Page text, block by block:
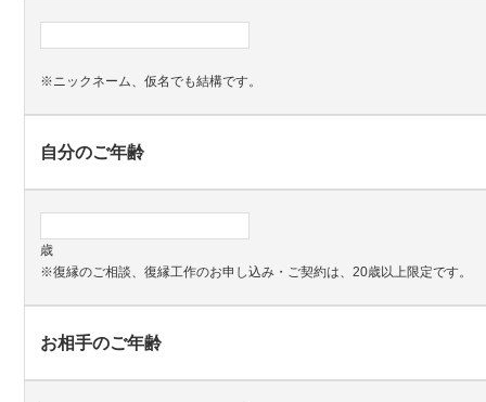
※ニックネーム、仮名でも結構です。
自分のご年齢
歳
※復縁のご相談、復縁工作のお申し込み・ご契約は、20歳以上限定です。
お相手のご年齢